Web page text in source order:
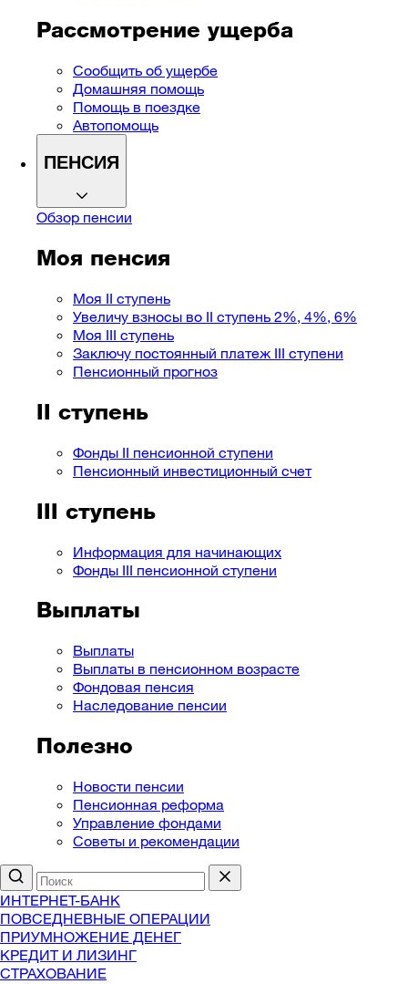
Рассмотрение ущерба
Сообщить об ущербе
Домашняя помощь
Помощь в поездке
Автопомощь
ПЕНСИЯ
Обзор пенсии
Моя пенсия
Моя II ступень
Увеличу взносы во II ступень 2%, 4%, 6%
Моя III ступень
Заключу постоянный платеж III ступени
Пенсионный прогноз
II ступень
Фонды II пенсионной ступени
Пенсионный инвестиционный счет
III ступень
Информация для начинающих
Фонды III пенсионной ступени
Выплаты
Выплаты
Выплаты в пенсионном возрасте
Фондовая пенсия
Наследование пенсии
Полезно
Новости пенсии
Пенсионная реформа
Управление фондами
Советы и рекомендации
ИНТЕРНЕТ-БАНК
ПОВСЕДНЕВНЫЕ ОПЕРАЦИИ
ПРИУМНОЖЕНИЕ ДЕНЕГ
КРЕДИТ И ЛИЗИНГ
СТРАХОВАНИЕ